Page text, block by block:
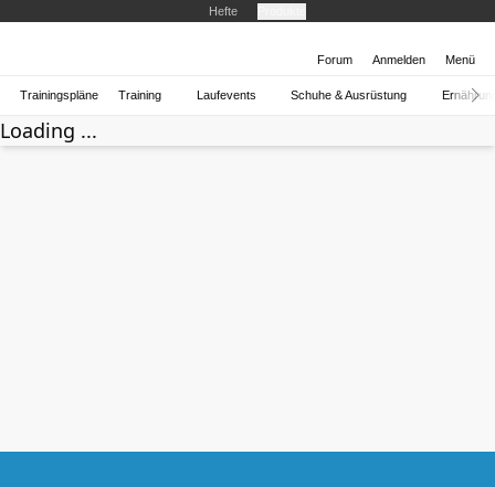
Hefte
Forum Anmelden Menü
Trainingspläne Training Laufevents Schuhe & Ausrüstung
Loading ...